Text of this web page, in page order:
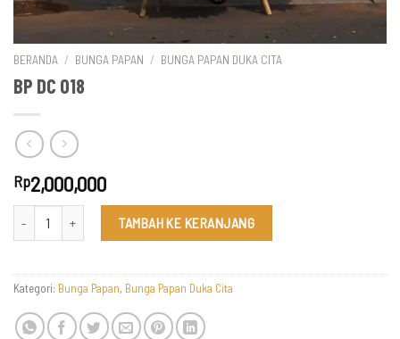
BERANDA / BUNGA PAPAN / BUNGA PAPAN DUKA CITA
BP DC 018
Rp2,000,000
TAMBAH KE KERANJANG
Kategori: Bunga Papan, Bunga Papan Duka Cita